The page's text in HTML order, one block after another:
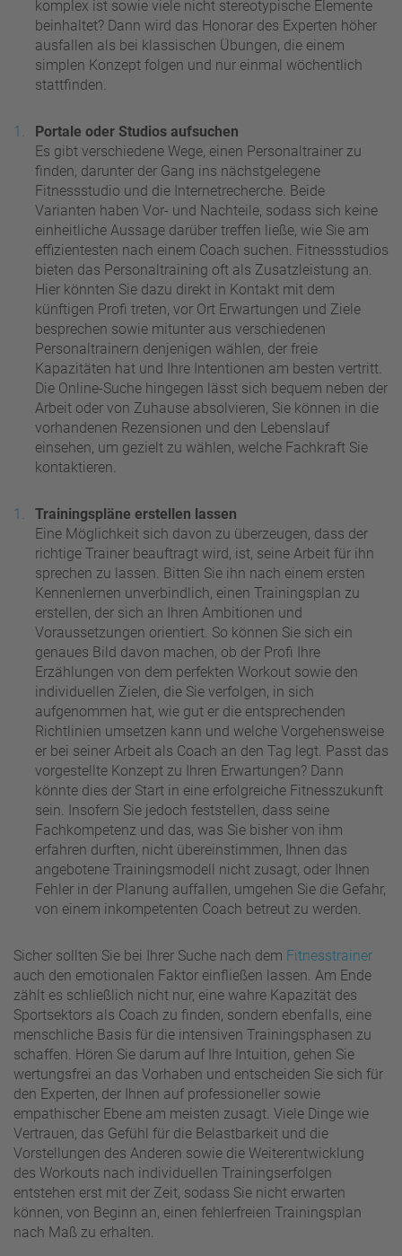
komplex ist sowie viele nicht stereotypische Elemente
beinhaltet? Dann wird das Honorar des Experten höher
ausfallen als bei klassischen Übungen, die einem
simplen Konzept folgen und nur einmal wöchentlich
stattfinden.
Portale oder Studios aufsuchen
Es gibt verschiedene Wege, einen Personaltrainer zu
finden, darunter der Gang ins nächstgelegene
Fitnessstudio und die Internetrecherche. Beide
Varianten haben Vor- und Nachteile, sodass sich keine
einheitliche Aussage darüber treffen ließe, wie Sie am
effizientesten nach einem Coach suchen. Fitnessstudios
bieten das Personaltraining oft als Zusatzleistung an.
Hier könnten Sie dazu direkt in Kontakt mit dem
künftigen Profi treten, vor Ort Erwartungen und Ziele
besprechen sowie mitunter aus verschiedenen
Personaltrainern denjenigen wählen, der freie
Kapazitäten hat und Ihre Intentionen am besten vertritt.
Die Online-Suche hingegen lässt sich bequem neben der
Arbeit oder von Zuhause absolvieren, Sie können in die
vorhandenen Rezensionen und den Lebenslauf
einsehen, um gezielt zu wählen, welche Fachkraft Sie
kontaktieren.
Trainingspläne erstellen lassen
Eine Möglichkeit sich davon zu überzeugen, dass der
richtige Trainer beauftragt wird, ist, seine Arbeit für ihn
sprechen zu lassen. Bitten Sie ihn nach einem ersten
Kennenlernen unverbindlich, einen Trainingsplan zu
erstellen, der sich an Ihren Ambitionen und
Voraussetzungen orientiert. So können Sie sich ein
genaues Bild davon machen, ob der Profi Ihre
Erzählungen von dem perfekten Workout sowie den
individuellen Zielen, die Sie verfolgen, in sich
aufgenommen hat, wie gut er die entsprechenden
Richtlinien umsetzen kann und welche Vorgehensweise
er bei seiner Arbeit als Coach an den Tag legt. Passt das
vorgestellte Konzept zu Ihren Erwartungen? Dann
könnte dies der Start in eine erfolgreiche Fitnesszukunft
sein. Insofern Sie jedoch feststellen, dass seine
Fachkompetenz und das, was Sie bisher von ihm
erfahren durften, nicht übereinstimmen, Ihnen das
angebotene Trainingsmodell nicht zusagt, oder Ihnen
Fehler in der Planung auffallen, umgehen Sie die Gefahr,
von einem inkompetenten Coach betreut zu werden.
Sicher sollten Sie bei Ihrer Suche nach dem Fitnesstrainer
auch den emotionalen Faktor einfließen lassen. Am Ende
zählt es schließlich nicht nur, eine wahre Kapazität des
Sportsektors als Coach zu finden, sondern ebenfalls, eine
menschliche Basis für die intensiven Trainingsphasen zu
schaffen. Hören Sie darum auf Ihre Intuition, gehen Sie
wertungsfrei an das Vorhaben und entscheiden Sie sich für
den Experten, der Ihnen auf professioneller sowie
empathischer Ebene am meisten zusagt. Viele Dinge wie
Vertrauen, das Gefühl für die Belastbarkeit und die
Vorstellungen des Anderen sowie die Weiterentwicklung
des Workouts nach individuellen Trainingserfolgen
entstehen erst mit der Zeit, sodass Sie nicht erwarten
können, von Beginn an, einen fehlerfreien Trainingsplan
nach Maß zu erhalten.